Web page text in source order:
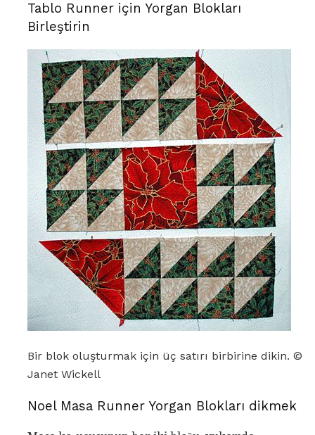
Tablo Runner için Yorgan Blokları
Birleştirin
Bir blok oluşturmak için üç satırı birbirine dikin. ©
Janet Wickell
Noel Masa Runner Yorgan Blokları dikmek